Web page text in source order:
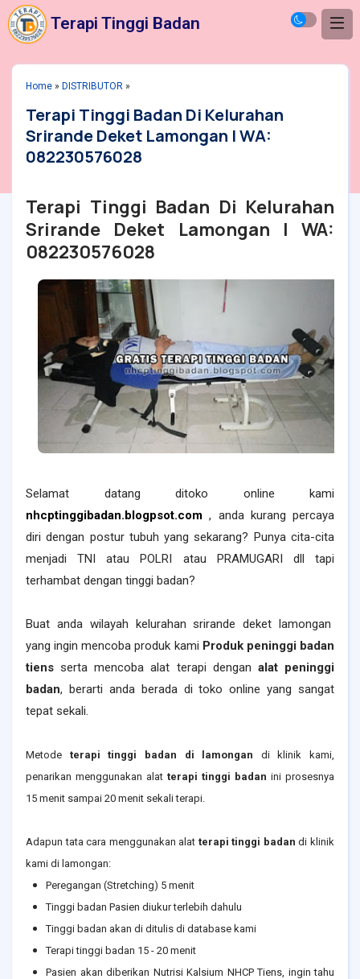
Terapi Tinggi Badan
Home » DISTRIBUTOR »
Terapi Tinggi Badan Di Kelurahan
Srirande Deket Lamongan | WA:
082230576028
Terapi Tinggi Badan Di Kelurahan
Srirande Deket Lamongan | WA:
082230576028
Selamat datang ditoko online kami
nhcptinggibadan.blogpsot.com , anda kurang percaya
diri dengan postur tubuh yang sekarang? Punya cita-cita
menjadi TNI atau POLRI atau PRAMUGARI dll tapi
terhambat dengan tinggi badan?
Buat anda wilayah kelurahan srirande deket lamongan
yang ingin mencoba produk kami Produk peninggi badan
tiens serta mencoba alat terapi dengan alat peninggi
badan, berarti anda berada di toko online yang sangat
tepat sekali.
Metode terapi tinggi badan di lamongan di klinik kami,
penarikan menggunakan alat terapi tinggi badan ini prosesnya
15 menit sampai 20 menit sekali terapi.
Adapun tata cara menggunakan alat terapi tinggi badan di klinik
kami di lamongan:
Peregangan (Stretching) 5 menit
Tinggi badan Pasien diukur terlebih dahulu
Tinggi badan akan di ditulis di database kami
Terapi tinggi badan 15 - 20 menit
Pasien akan diberikan Nutrisi Kalsium NHCP Tiens, ingin tahu